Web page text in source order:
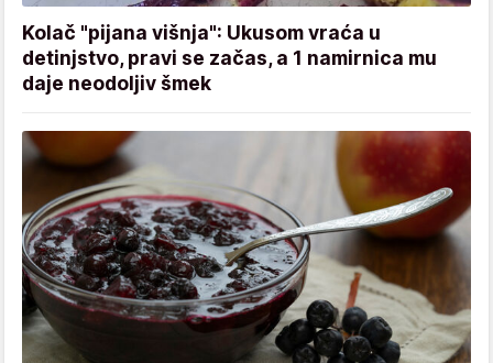
Kolač "pijana višnja": Ukusom vraća u
detinjstvo, pravi se začas, a 1 namirnica mu
daje neodoljiv šmek